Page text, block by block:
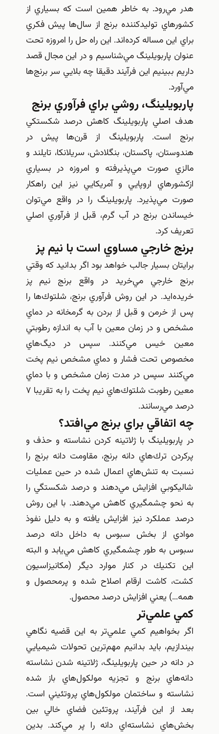
هدر مي‌رود. به خاطر همين است كه بسياري از
كشورهاي توليدكننده برنج از سال‌ها پيش فكري
براي اين مساله كرده‌اند. اين راه حل را امروزه تحت
عنوان پاربويلينگ مي‌شناسيم و در اين مجال قصد
داريم ببينيم اين فرآيند دقيقا چه بلايي سر برنج‌ها
مي‌آورد.
پاربويلينگ، روشي براي فرآوري برنج
هدف اصلي پاربويلينگ كاهش درصد شكستكي
برنج است. پاربويلينگ از قرن‌ها پيش در
هندوستان، پاكستان، بنگلادش، سريلانكا، تايلند و
مالزي صورت مي‌پذيرفته و امروزه در بسياري
ازكشورهاي اروپايي و آمريكايي نيز اين راهكار
صورت مي‌پذيرد. پاربويلينگ را در واقع مي‌توان
خيساندن برنج در آب گرم، قبل از فرآوري اصلي
تعريف كرد.
برنج خارجي مساوي است با نيم پز
برايتان بسيار جالب خواهد بود اگر بدانيد كه وقتي
برنج خارجي مي‌خريد در واقع برنج نيم پز
خريده‌ايد. در اين روش فرآوري برنج، شلتوك‌ها را
پس از خرمن و قبل از بردن به گرمخانه در دماي
مشخص و در زمان معين با آب به اندازه رطوبتي
معين خيس مي‌كنند. سپس در ديگ‌هاي
مخصوص تحت فشار و دماي مشخص نيم پخت
مي‌كنند سپس در مدت زمان مشخص و با دماي
معين رطوبت شلتوك‌هاي نيم پخت را به تقريبا ۷
درصد مي‌رسانند.
چه اتفاقي براي برنج مي‌افتد؟
در پاربويلينگ با ژلاتينه كردن نشاسته و حذف و
پركردن ترك‌هاي دانه برنج، مقاومت دانه برنج را
نسبت به تنش‌هاي اعمال شده در حين عمليات
شاليكوبي افزايش مي‌دهند و درصد شكستگي را
به نحو چشمگيري كاهش مي‌دهند. با اين روش
درصد عملكرد نيز افزايش يافته و به دليل نفوذ
موادي از بخش سبوس به داخل دانه درصد
سبوس به طور چشمگيري كاهش مي‌يابد و البته
اين تكنيك در كنار موارد ديگر (مكانيزاسيون
كشت، كاشت ارقام اصلاح شده و پرمحصول و
همه…) يعني افزايش درصد محصول.
كمي علمي‌تر
اگر بخواهيم كمي علمي‌تر به اين قضيه نگاهي
بيندازيم، بايد بدانيم مهم‌ترين تحولات شيميايي
در دانه در حين پاربويلينگ، ژلاتينه شدن نشاسته
دانه‌هاي برنج و تجزيه مولكول‌هاي باز شده
نشاسته و ساختمان مولكول‌هاي پروتئيني است.
بعد از اين فرآيند، پروتئين فضاي خالي بين
بخش‌هاي نشاسته‌اي دانه را پر مي‌كند. بدين